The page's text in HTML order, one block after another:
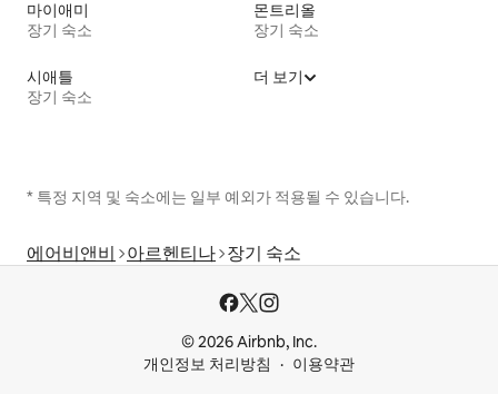
마이애미
장기 숙소
몬트리올
장기 숙소
시애틀
장기 숙소
더 보기
* 특정 지역 및 숙소에는 일부 예외가 적용될 수 있습니다.
에어비앤비 아르헨티나 장기 숙소
© 2026 Airbnb, Inc.
개인정보 처리방침
이용약관